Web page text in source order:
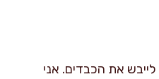
את הכבדים. אני